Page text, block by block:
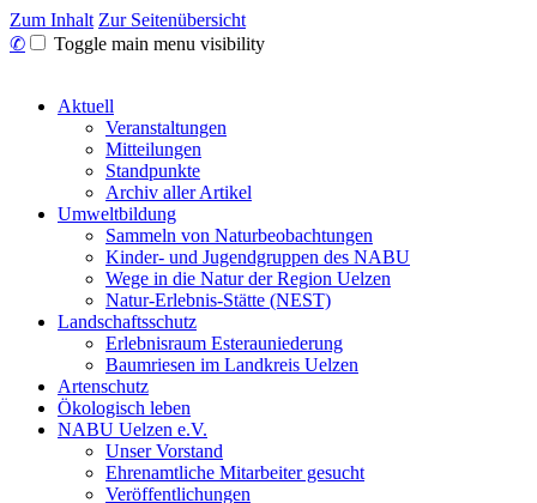
Zum Inhalt Zur Seitenübersicht
✆
Toggle main menu visibility
Aktuell
Veranstaltungen
Mitteilungen
Standpunkte
Archiv aller Artikel
Umweltbildung
Sammeln von Naturbeobachtungen
Kinder- und Jugendgruppen des NABU
Wege in die Natur der Region Uelzen
Natur-Erlebnis-Stätte (NEST)
Landschaftsschutz
Erlebnisraum Esterauniederung
Baumriesen im Landkreis Uelzen
Artenschutz
Ökologisch leben
NABU Uelzen e.V.
Unser Vorstand
Ehrenamtliche Mitarbeiter gesucht
Veröffentlichungen